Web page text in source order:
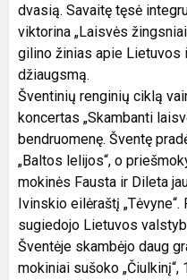
dvasią. Savaitę tęsė
viktorina „Laisvės
gilino žinias apie Lietuvos
džiaugsmą.
Šventinių renginių ciklą
koncertas „Skambanti
bendruomenę. Šventę
„Baltos lelijos“, o
mokinės Fausta ir Dileta
Ivinskio eilėraštį
sugiedojo Lietuvos
Šventėje skambėjo daug
mokiniai sušoko